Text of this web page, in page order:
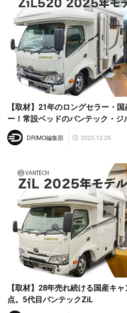
【取材】21年のロングセラー・
ー！常設ベッドのバンテック・ジ
DRIMO編集部 2025.12.26
【取材】28年売れ続ける国産キ
点。5代目バンテックZiL